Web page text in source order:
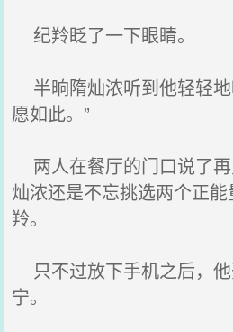
纪羚眨了一下眼睛。
半晌隋灿浓听到他轻轻
愿如此。”
两人在餐厅的门口说了
灿浓还是不忘挑选两个正
羚。
只不过放下手机之后，
宁。